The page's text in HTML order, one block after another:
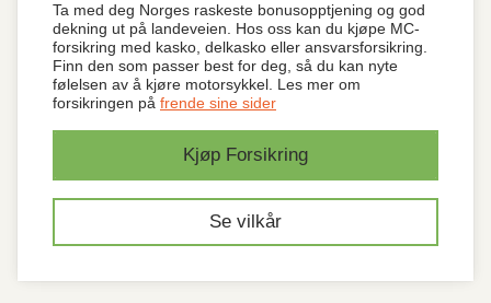
Ta med deg Norges raskeste bonusopptjening og god
dekning ut på landeveien. Hos oss kan du kjøpe MC-
forsikring med kasko, delkasko eller ansvarsforsikring.
Finn den som passer best for deg, så du kan nyte
følelsen av å kjøre motorsykkel. Les mer om
forsikringen på frende sine sider
Kjøp Forsikring
Se vilkår